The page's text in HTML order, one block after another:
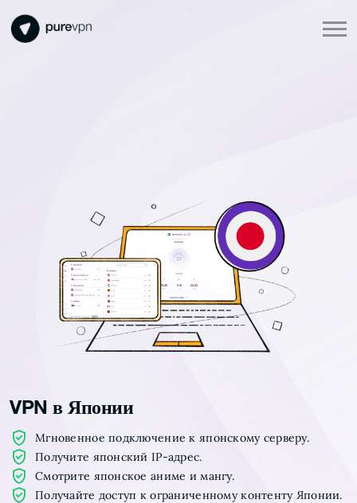
VPN в Японии
Мгновенное подключение к японскому серверу.
Получите японский IP-адрес.
Смотрите японское аниме и мангу.
Получайте доступ к ограниченному контенту Японии.